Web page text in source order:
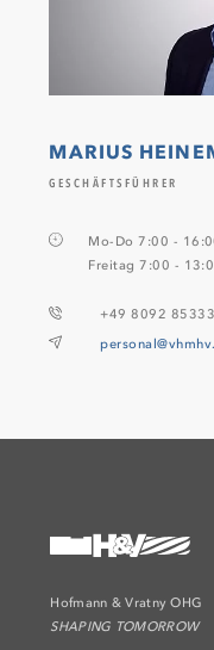
MARIUS
GESCHÄFTSFÜHRER
Mo-Do 7:00 -
Freitag 7:00 -
+49 8092
Hofmann & Vratny OHG
SHAPING TOMORROW